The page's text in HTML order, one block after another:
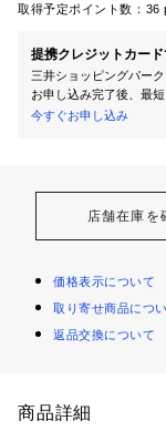
取得予定ポイント数： 36
提携クレジットカー
三井ショッピングパー
お申し込み完了後、最
今すぐお申し込み
店舗在庫を
価格表示について
取り寄せ商品につ
返品交換について
商品詳細